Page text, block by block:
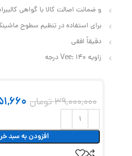
و ضمانت اصالت کالا با گواهی
برای استفاده در تنظیم سطوح
دقیقاً افقی
زاویه Vee: 140 درجه
39,000,000تومان
افزودن به سبد